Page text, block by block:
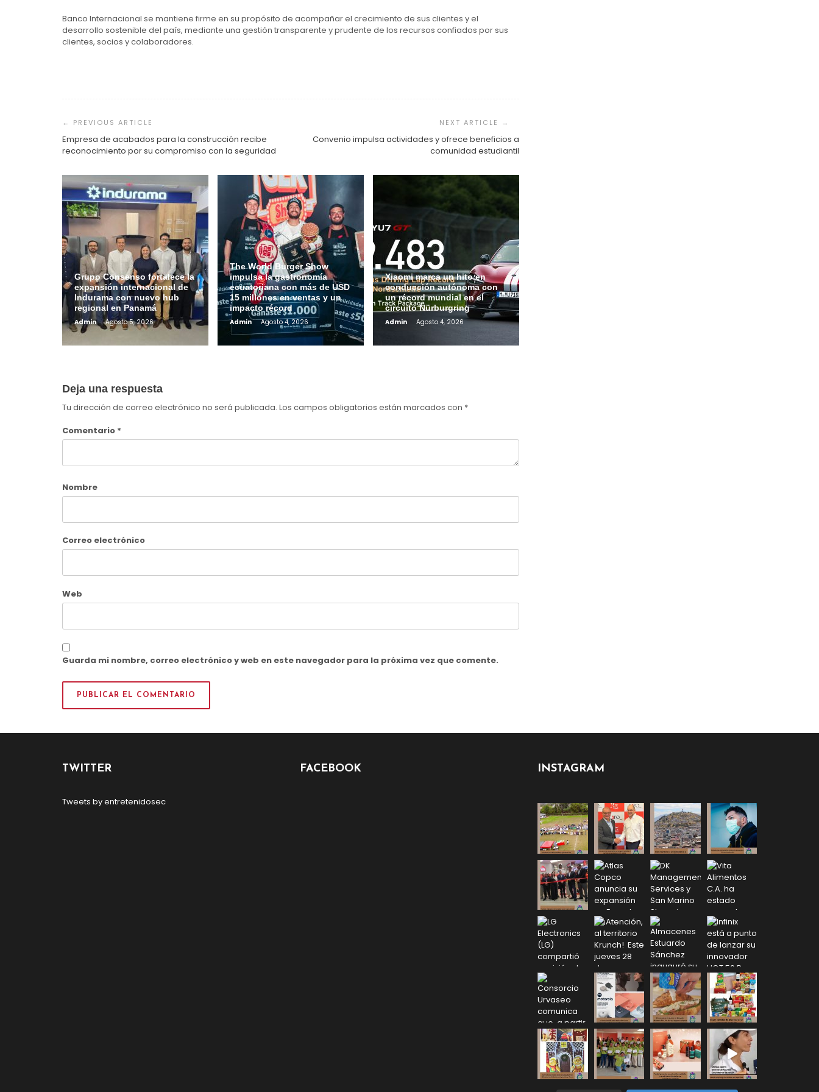
Banco Internacional se mantiene firme en su propósito de acompañar el crecimiento de sus clientes y el
desarrollo sostenible del país, mediante una gestión transparente y prudente de los recursos confiados por sus
clientes, socios y colaboradores.
de
entradas
Empresa de acabados para la construcción recibe
reconocimiento por su compromiso con la seguridad
Convenio impulsa actividades y ofrece beneficios a
comunidad estudiantil
Grupo Consenso fortalece la
expansión internacional de
Indurama con nuevo hub
regional en Panamá
Admin Agosto 5, 2026
The World Burger Show
impulsa la gastronomía
ecuatoriana con más de USD
15 millones en ventas y un
impacto récord
Admin Agosto 4, 2026
Xiaomi marca un hito en
conducción autónoma con
un récord mundial en el
circuito Nürburgring
Admin Agosto 4, 2026
Deja una respuesta
Tu dirección de correo electrónico no será publicada. Los campos obligatorios están marcados con *
Comentario *
Nombre
Correo electrónico
Web
Guarda mi nombre, correo electrónico y web en este navegador para la próxima vez que comente.
TWITTER
Tweets by entretenidosec
FACEBOOK INSTAGRAM